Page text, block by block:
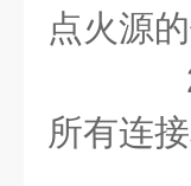
点火源的
2.
所有连